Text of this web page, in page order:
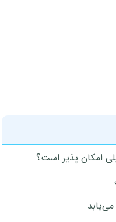
امکان پذیر است؟